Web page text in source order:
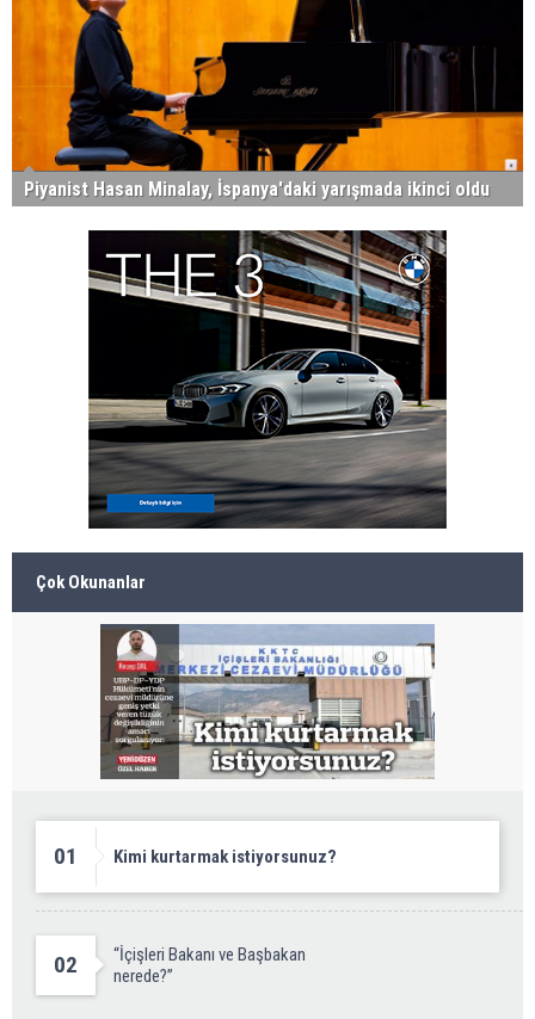
Piyanist Hasan Minalay, İspanya'daki yarışmada ikinci oldu
Çok Okunanlar
01 Kimi kurtarmak istiyorsunuz?
02
“İçişleri Bakanı ve Başbakan
nerede?”